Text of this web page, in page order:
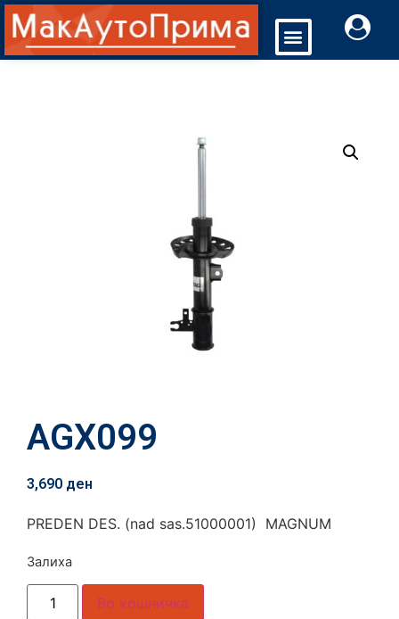
AGX099
3,690 ден
PREDEN DES. (nad sas.51000001) MAGNUM
Залиха
Во кошничка